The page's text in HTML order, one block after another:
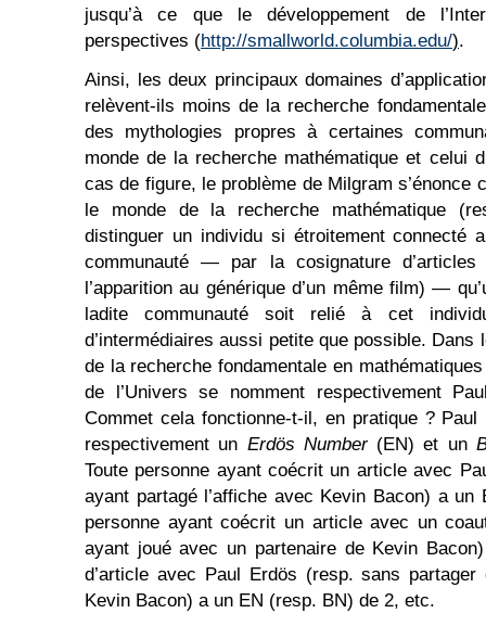
jusqu’à ce que le développement de
perspectives (http://smallworld.columbia.edu/).
Ainsi, les deux principaux domaines
relèvent-ils moins de la recherche
des mythologies propres à certaines
monde de la recherche mathématique et celui
cas de figure, le problème de Milgram s’énonce
le monde de la recherche mathématique
distinguer un individu si étroitement connecté
communauté — par la cosignature
l’apparition au générique d’un même film) —
ladite communauté soit relié à cet
d’intermédiaires aussi petite que possible.
de la recherche fondamentale en
de l’Univers se nomment respectivement
Commet cela fonctionne-t-il, en pratique ?
respectivement un Erdös Number(EN) et un
Toute personne ayant coécrit un article avec
ayant partagé l’affiche avec Kevin Bacon) a
personne ayant coécrit un article avec un
ayant joué avec un partenaire de Kevin
d’article avec Paul Erdös (resp. sans partager
Kevin Bacon) a un EN (resp. BN) de 2, etc.